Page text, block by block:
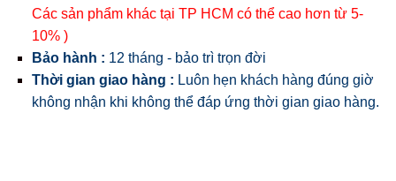
Các sản phẩm khác tại TP HCM có thể cao hơn từ 5-
10% )
Bảo hành : 12 tháng - bảo trì trọn đời
Thời gian giao hàng : Luôn hẹn khách hàng đúng giờ
không nhận khi không thể đáp ứng thời gian giao hàng.